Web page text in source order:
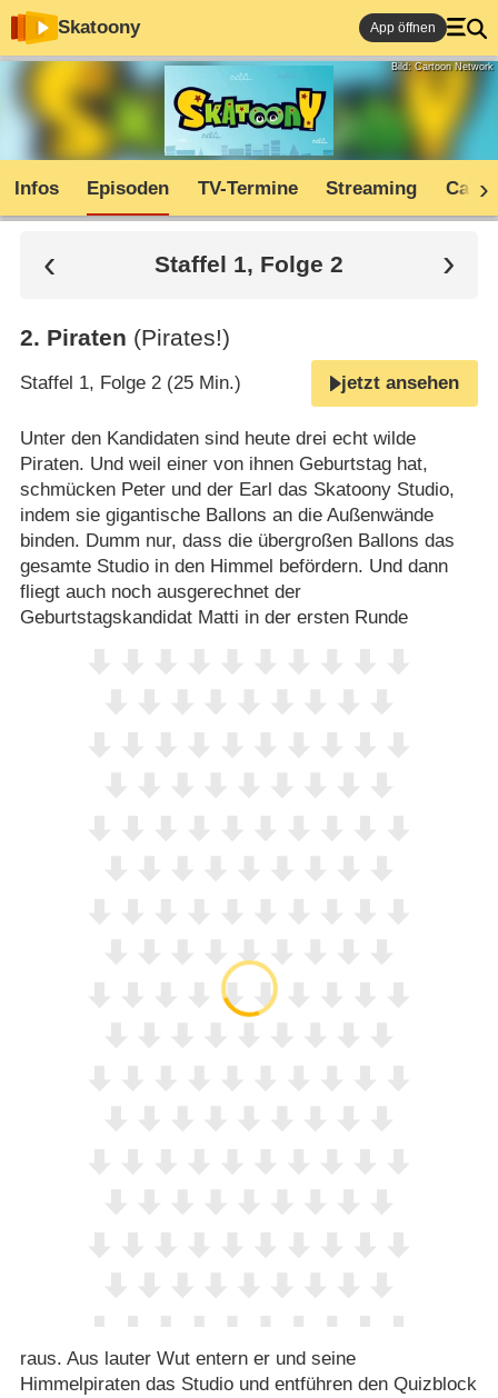
Skatoony App öffnen
Bild: Cartoon Network
Infos Episoden TV-Termine Streaming Cast
Staffel 1, Folge 2
2. Piraten (Pirates!)
Staffel 1, Folge 2 (25 Min.) jetzt ansehen
Unter den Kandidaten sind heute drei echt wilde
Piraten. Und weil einer von ihnen Geburtstag hat,
schmücken Peter und der Earl das Skatoony Studio,
indem sie gigantische Ballons an die Außenwände
binden. Dumm nur, dass die übergroßen Ballons das
gesamte Studio in den Himmel befördern. Und dann
fliegt auch noch ausgerechnet der
Geburtstagskandidat Matti in der ersten Runde
raus. Aus lauter Wut entern er und seine
Himmelpiraten das Studio und entführen den Quizblock